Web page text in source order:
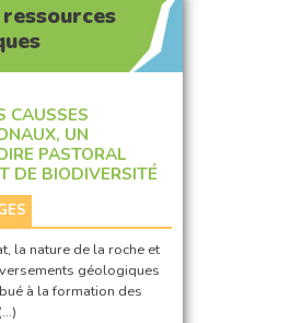
CAUSSES
UN
PASTORAL
DE BIODIVERSITÉ
la nature de la roche et
géologiques
à la formation des